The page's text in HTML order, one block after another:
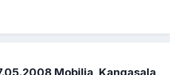
Mobilia, Kangasala